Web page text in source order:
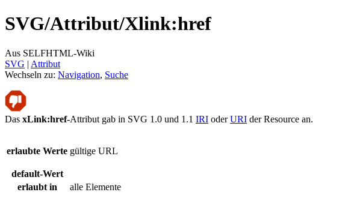
SVG/Attribut/Xlink:href
Aus SELFHTML-Wiki
SVG ‎ | Attribut
Wechseln zu: Navigation, Suche
Das xLink:href-Attribut gab in SVG 1.0 und 1.1 IRI oderURI der Resource an.
erlaubte Werte gültige URL
default-Wert
erlaubt in
alle Elemente